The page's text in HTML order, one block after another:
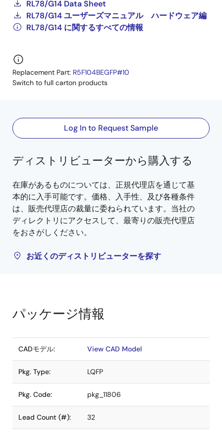
RL78/G14 Data Sheet
RL78/G14 ユーザーズマニュアル ハードウェア編
RL78/G14 に関するすべての情報
Replacement Part: R5F104BEGFP#10
Switch to full carton products
Log In to Request Sample
ディストリビューターから購入する
在庫があるものについては、正規代理店を通じて基
本的に入手可能です。価格、入手性、及び各種条件
は、販売代理店の裁量に委ねられています。当社の
ディレクトリにアクセスして、最寄りの販売代理店
をおさがしください。
お近くのディストリビューターを探す
パッケージ情報
CADモデル: View CAD Model
Pkg. Type: LQFP
Pkg. Code: pkg_11806
Lead Count (#): 32